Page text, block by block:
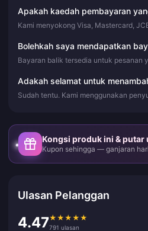
Apakah kaedah pembayaran
Kami menyokong Visa, Mastercard,
Bolehkah saya mendapatkan
Bayaran balik tersedia untuk pesanan
Adakah selamat untuk
Sudah tentu. Kami menggunakan
Kongsi produk ini & putar
Kupon sehingga —
Ulasan Pelanggan
4.47★ ★ ★ ★ ★
791 ulasan